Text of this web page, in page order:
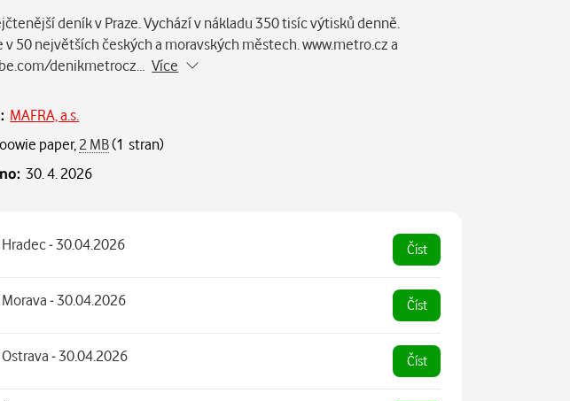
deník v Praze. Vychází v nákladu 350 tisíc výtisků denně.
v 50 největších českých a moravských městech. www.metro.cz a
denikmetrocz…Více
MAFRA, a.s.
paper, 2 MB(1 stran)
30. 4. 2026
Hradec - 30.04.2026 Číst
Morava - 30.04.2026 Číst
Ostrava - 30.04.2026 Číst